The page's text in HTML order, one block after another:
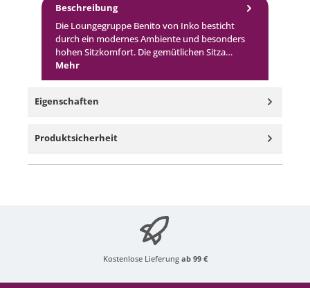
Beschreibung
Die Loungegruppe Benito von Inko besticht
durch ein modernes Ambiente und besonders
hohen Sitzkomfort. Die gemütlichen Sitza…
Mehr
Eigenschaften
Produktsicherheit
Kostenlose Lieferung ab 99 €